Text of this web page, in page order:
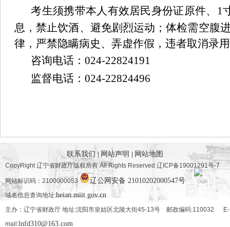
考生须携带本人有效居民身份证原件、 1
息，禁止饮酒、避免剧烈运动；体检需空腹
律，严禁隐瞒病史、弄虚作假，违者取消录
咨询电话： 024-22824191
监督电话： 024-22824496
联系我们 网站声明 网站地图
CopyRight 辽宁省财政厅版权所有 All Rights Reserved 辽ICP备19001291号-7
网站标识码：2100000053 辽公网安备 21010202000547号
域名信息查询地址:beian.miit.gov.cn
主办：辽宁省财政厅 地址:沈阳市皇姑区北陵大街45-13号 邮政编码:110032 E-
mail:lnfd310@163.com